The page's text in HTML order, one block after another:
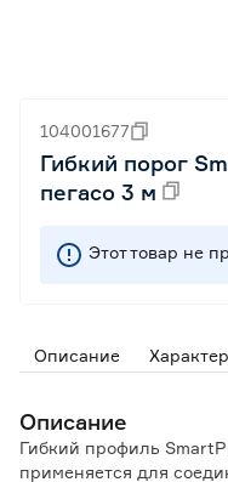
104001677
Гибкий порог
пегасо 3 м
Этот товар не
Описание
Описание
Гибкий профиль
применяется для